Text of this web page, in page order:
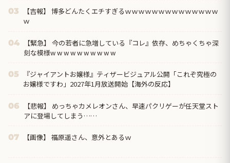
03
【吉報】 博多どんたくエチすぎるｗｗｗｗｗｗｗｗｗｗｗｗｗｗ
ｗ
04
【緊急】 今の若者に急増している『コレ』依存、めちゃくちゃ深
刻な模様w w w w w w w w w w
05
『ジャイアントお嬢様』ティザービジュアル公開「これぞ究極の
お嬢様ですわ」2027年1月放送開始【海外の反応】
06
【悲報】 めっちゃカメレオンさん、早速パクリゲーが任天堂スト
アに登場してしまう……
07 【画像】 福原遥さん、意外とあるｗ